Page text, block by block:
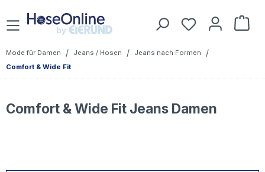
Zum Hauptinhalt springen Du hast 0
Mode für Damen / Jeans / Hosen / Jeans nach Formen /
Comfort & Wide Fit
Comfort & Wide Fit Jeans Damen